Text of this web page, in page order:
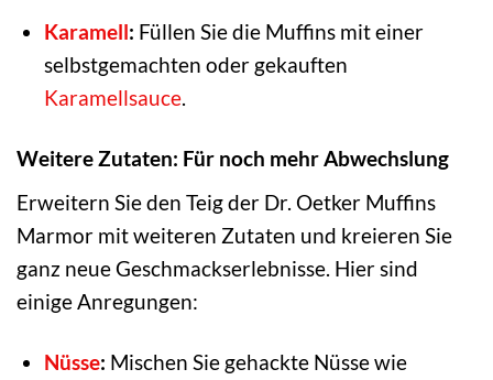
Karamell: Füllen Sie die Muffins mit einer
selbstgemachten oder gekauften
Karamellsauce.
Weitere Zutaten: Für noch mehr Abwechslung
Erweitern Sie den Teig der Dr. Oetker Muffins
Marmor mit weiteren Zutaten und kreieren Sie
ganz neue Geschmackserlebnisse. Hier sind
einige Anregungen:
Nüsse: Mischen Sie gehackte Nüsse wie